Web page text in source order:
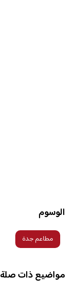
الوسوم
مطاعم جدة
مواضيع ذات صلة